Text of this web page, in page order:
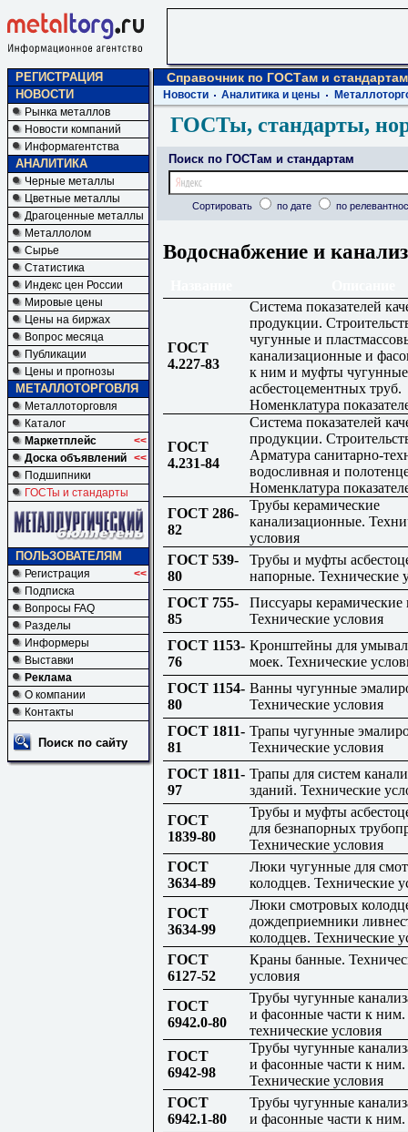
РЕГИСТРАЦИЯ
НОВОСТИ
Рынка металлов
Новости компаний
Информагентства
АНАЛИТИКА
Черные металлы
Цветные металлы
Драгоценные металлы
Металлолом
Сырье
Статистика
Индекс цен России
Мировые цены
Цены на биржах
Вопрос месяца
Публикации
Цены и прогнозы
МЕТАЛЛОТОРГОВЛЯ
Металлоторговля
Каталог
Маркетплейс
<<
Доска объявлений <<
Подшипники
ГОСТы и стандарты
ПОЛЬЗОВАТЕЛЯМ
Регистрация
<<
Подписка
Вопросы FAQ
Разделы
Информеры
Выставки
Реклама
О компании
Контакты
Поиск по сайту
Справочник по ГОСТам и стандартам
Новости Аналитика и цены
ГОСТы, стандарты,
Поиск по ГОСТам и стандартам
Сортировать по дате по
Водоснабжение и
ГОСТ
4.227-83
Система показателей
продукции.
чугунные и
канализационные и
к ним и муфты
асбестоцементных труб.
Номенклатура
ГОСТ
4.231-84
Система показателей
продукции.
Арматура санитарно-
водосливная и
Номенклатура
ГОСТ 286-
82
Трубы керамические
канализационные.
условия
ГОСТ 539-
80
Трубы и муфты
напорные. Технические
ГОСТ 755-
85
Писсуары керамические
Технические условия
ГОСТ 1153-
76
Кронштейны для
моек. Технические
ГОСТ 1154-
80
Ванны чугунные
Технические условия
ГОСТ 1811-
81
Трапы чугунные
Технические условия
ГОСТ 1811-
97
Трапы для систем
зданий. Технические
ГОСТ
1839-80
Трубы и муфты
для безнапорных
Технические условия
ГОСТ
3634-89
Люки чугунные для
колодцев. Технические
ГОСТ
3634-99
Люки смотровых
дождеприемники
колодцев. Технические
ГОСТ
6127-52
Краны банные.
условия
ГОСТ
6942.0-80
Трубы чугунные
и фасонные части к
технические условия
ГОСТ
6942-98
Трубы чугунные
и фасонные части к ним.
Технические условия
ГОСТ
6942.1-80
Трубы чугунные
и фасонные части к